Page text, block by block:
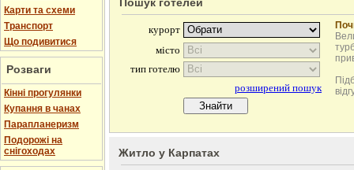
Карти та схеми
Транспорт
Що подивитися
Розваги
Кінні прогулянки
Купання в чанах
Парапланеризм
Подорожі на
снігоходах
Житло у Карпатах